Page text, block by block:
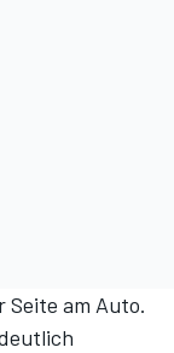
Seite am Auto.